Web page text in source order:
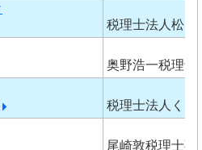
税理士法人松
奥野浩一税理士
税理士法人くら
尾崎敦税理士事